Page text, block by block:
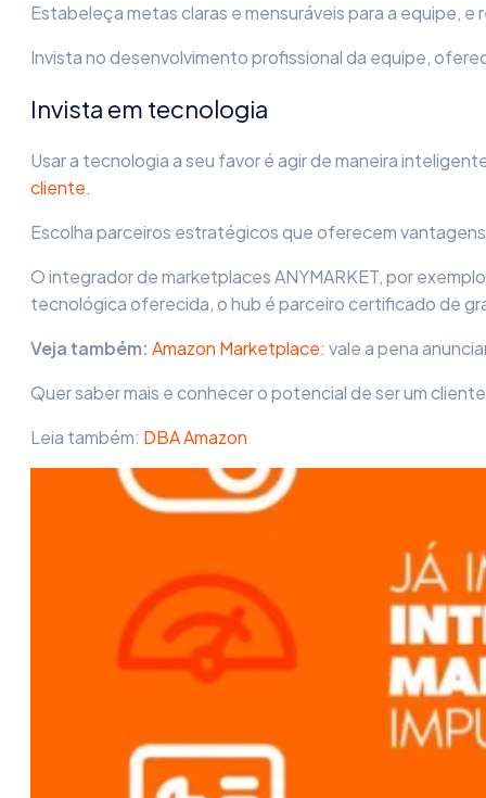
Estabeleça metas claras e mensuráveis ​​para a equipe,
Invista no desenvolvimento profissional da equipe,
Invista em tecnologia
Usar a tecnologia a seu favor é agir de maneira
cliente.
Escolha parceiros estratégicos que oferecem
O integrador de marketplaces ANYMARKET, por
tecnológica oferecida, o hub é parceiro certificado de
Veja também: Amazon Marketplace: vale a pena
Quer saber mais e conhecer o potencial de ser um
Leia também: DBA Amazon